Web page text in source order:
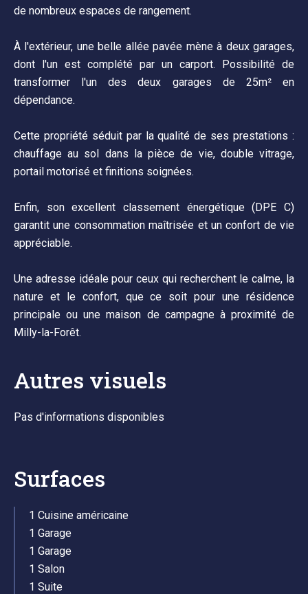
de nombreux espaces de rangement.
À l'extérieur, une belle allée pavée mène à deux garages,
dont l'un est complété par un carport. Possibilité de
transformer l'un des deux garages de 25m² en
dépendance.
Cette propriété séduit par la qualité de ses prestations :
chauffage au sol dans la pièce de vie, double vitrage,
portail motorisé et finitions soignées.
Enfin, son excellent classement énergétique (DPE C)
garantit une consommation maîtrisée et un confort de vie
appréciable.
Une adresse idéale pour ceux qui recherchent le calme, la
nature et le confort, que ce soit pour une résidence
principale ou une maison de campagne à proximité de
Milly-la-Forêt.
Autres visuels
Pas d'informations disponibles
Surfaces
1 Cuisine américaine
1 Garage
1 Garage
1 Salon
1 Suite